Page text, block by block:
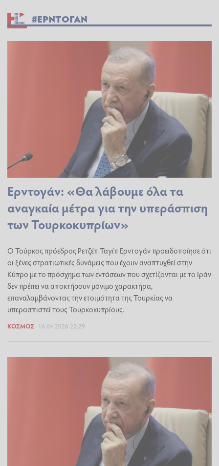
#ΕΡΝΤΟΓΑΝ
Ερντογάν: «Θα λάβουμε όλα τα
αναγκαία μέτρα για την υπεράσπιση
των Τουρκοκυπρίων»
Ο Τούρκος πρόεδρος Ρετζέπ Ταγίπ Ερντογάν προειδοποίησε ότι
οι ξένες στρατιωτικές δυνάμεις που έχουν αναπτυχθεί στην
Κύπρο με το πρόσχημα των εντάσεων που σχετίζονται με το Ιράν
δεν πρέπει να αποκτήσουν μόνιμο χαρακτήρα,
επαναλαμβάνοντας την ετοιμότητα της Τουρκίας να
υπερασπιστεί τους Τουρκοκυπρίους.
ΚΌΣΜΟΣ 16.04.2026 22:29